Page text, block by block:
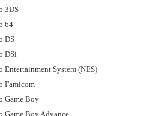
3DS
64
DS
DSi
Entertainment System (NES)
Famicom
Game Boy
Game Boy Advance